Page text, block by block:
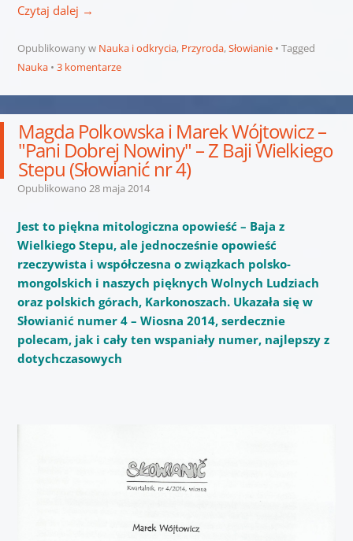
Czytaj dalej →
Opublikowany w Nauka i odkrycia, Przyroda,Słowianie
Tagged
Nauka
3 komentarze
Magda Polkowska i Marek Wójtowicz –
"Pani Dobrej Nowiny" – Z Baji Wielkiego
Stepu (Słowianić nr 4)
Opublikowano 28 maja 2014
Jest to piękna mitologiczna opowieść – Baja z
Wielkiego Stepu, ale jednocześnie opowieść
rzeczywista i współczesna o związkach polsko-
mongolskich i naszych pięknych Wolnych Ludziach
oraz polskich górach, Karkonoszach. Ukazała się w
Słowianić numer 4 – Wiosna 2014, serdecznie
polecam, jak i cały ten wspaniały numer, najlepszy z
dotychczasowych